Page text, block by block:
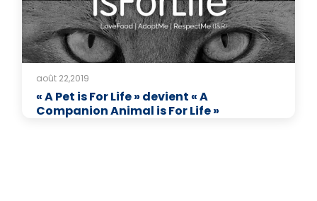
août 22,2019
« A Pet is For Life » devient « A
Companion Animal is For Life »